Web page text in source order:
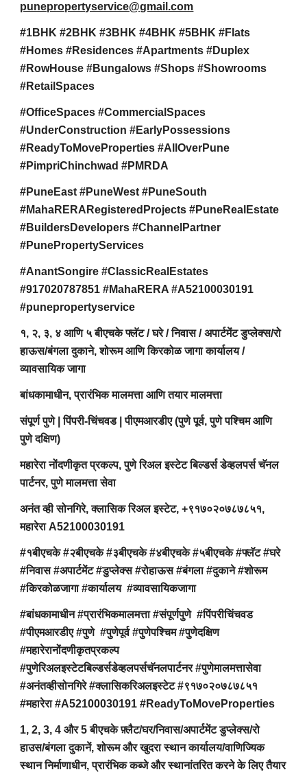
punepropertyservice@gmail.com
#1BHK #2BHK #3BHK #4BHK #5BHK #Flats
#Homes #Residences #Apartments #Duplex
#RowHouse #Bungalows #Shops #Showrooms
#RetailSpaces
#OfficeSpaces #CommercialSpaces
#UnderConstruction #EarlyPossessions
#ReadyToMoveProperties #AllOverPune
#PimpriChinchwad #PMRDA
#PuneEast #PuneWest #PuneSouth
#MahaRERARegisteredProjects #PuneRealEstate
#BuildersDevelopers #ChannelPartner
#PunePropertyServices
#AnantSongire #ClassicRealEstates
#917020787851 #MahaRERA #A52100030191
#punepropertyservice
१, २, ३, ४ आणि ५ बीएचके फ्लॅट / घरे / निवास / अपार्टमेंट डुप्लेक्स/रो
हाऊस/बंगला दुकाने, शोरूम आणि किरकोळ जागा कार्यालय /
व्यावसायिक जागा
बांधकामाधीन, प्रारंभिक मालमत्ता आणि तयार मालमत्ता
संपूर्ण पुणे | पिंपरी-चिंचवड | पीएमआरडीए (पुणे पूर्व, पुणे पश्चिम आणि
पुणे दक्षिण)
महारेरा नोंदणीकृत प्रकल्प, पुणे रिअल इस्टेट बिल्डर्स डेव्हलपर्स चॅनल
पार्टनर, पुणे मालमत्ता सेवा
अनंत व्ही सोनगिरे, क्लासिक रिअल इस्टेट, +९१७०२०७८७८५१,
महारेरा A52100030191
#१बीएचके #२बीएचके #३बीएचके #४बीएचके #५बीएचके #फ्लॅट #घरे
#निवास #अपार्टमेंट #डुप्लेक्स #रोहाऊस #बंगला #दुकाने #शोरूम
#किरकोळजागा #कार्यालय #व्यावसायिकजागा
#बांधकामाधीन #प्रारंभिकमालमत्ता #संपूर्णपुणे #पिंपरीचिंचवड
#पीएमआरडीए #पुणे #पुणेपूर्व #पुणेपश्चिम #पुणेदक्षिण
#महारेरानोंदणीकृतप्रकल्प
#पुणेरिअलइस्टेटबिल्डर्सडेव्हलपर्सचॅनलपार्टनर #पुणेमालमत्तासेवा
#अनंतव्हीसोनगिरे #क्लासिकरिअलइस्टेट #९१७०२०७८७८५१
#महारेरा #A52100030191 #ReadyToMoveProperties
1, 2, 3, 4 और 5 बीएचके फ़्लैट/घर/निवास/अपार्टमेंट डुप्लेक्स/रो
हाउस/बंगला दुकानें, शोरूम और खुदरा स्थान कार्यालय/वाणिज्यिक
स्थान निर्माणाधीन, प्रारंभिक कब्जे और स्थानांतरित करने के लिए तैयार